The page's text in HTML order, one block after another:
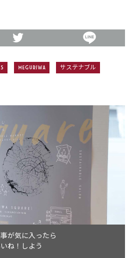
MEGURIWA
サステナブル
が気に入ったら
ね！しよう